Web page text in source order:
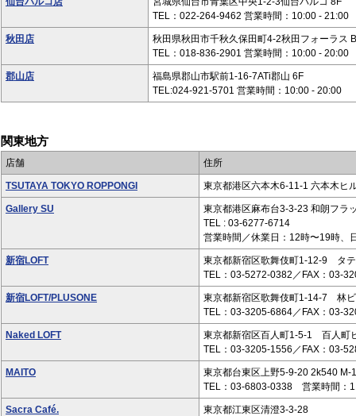
TEL：022-264-9462 営業時間：10:00 - 21:00
秋田店
秋田県秋田市千秋久保田町4-2秋田フォーラス
TEL：018-836-2901 営業時間：10:00 - 20:00
郡山店
福島県郡山市駅前1-16-7ATi郡山 6F
TEL:024-921-5701 営業時間：10:00 - 20:00
関東地方
店舗 住所
TSUTAYA TOKYO ROPPONGI 東京都港区六本木6-11-1 六本木
Gallery SU
東京都港区麻布台3-3-23 和朗フラ
TEL : 03-6277-6714
営業時間／休業日：12時〜19時、
新宿LOFT
東京都新宿区歌舞伎町1-12-9 タ
TEL：03-5272-0382／FAX：03-
新宿LOFT/PLUSONE
東京都新宿区歌舞伎町1-14-7 林
TEL：03-3205-6864／FAX：03-
Naked LOFT
東京都新宿区百人町1-5-1 百人
TEL：03-3205-1556／FAX：03-
MAITO
東京都台東区上野5-9-20 2k540 M-1
TEL：03-6803-0338 営業時間
Sacra Café.
東京都江東区清澄3-3-28